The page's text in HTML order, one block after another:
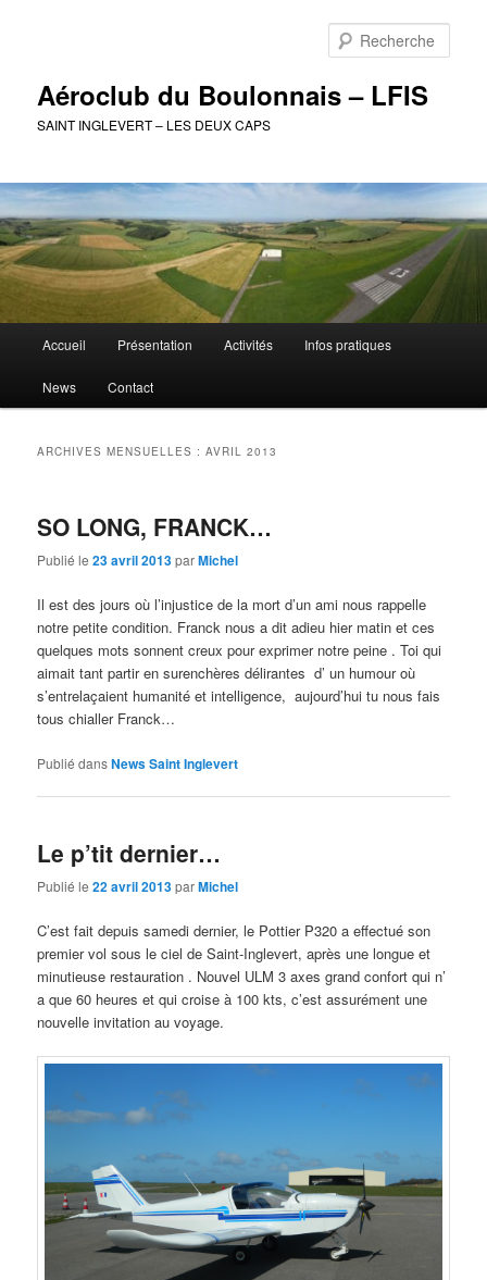
Aéroclub du Boulonnais – LFIS
SAINT INGLEVERT – LES DEUX CAPS
principal
Accueil Présentation Activités Infos pratiques
News Contact
ARCHIVES MENSUELLES :AVRIL 2013
SO LONG, FRANCK…
Publié le23 avril 2013parMichel
Il est des jours où l’injustice de la mort d’un ami nous rappelle
notre petite condition. Franck nous a dit adieu hier matin et ces
quelques mots sonnent creux pour exprimer notre peine . Toi qui
aimait tant partir en surenchères délirantes d’ un humour où
s’entrelaçaient humanité et intelligence, aujourd’hui tu nous fais
tous chialler Franck…
Publié dansNews Saint Inglevert
Le p’tit dernier…
Publié le22 avril 2013parMichel
C’est fait depuis samedi dernier, le Pottier P320 a effectué son
premier vol sous le ciel de Saint-Inglevert, après une longue et
minutieuse restauration . Nouvel ULM 3 axes grand confort qui n’
a que 60 heures et qui croise à 100 kts, c’est assurément une
nouvelle invitation au voyage.